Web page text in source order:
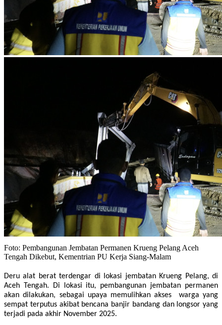
Foto: Pembangunan Jembatan Permanen Krueng Pelang Aceh
Tengah Dikebut, Kementrian PU Kerja Siang-Malam
Deru alat berat terdengar di lokasi jembatan Krueng Pelang, di
Aceh Tengah. Di lokasi itu, pembangunan jembatan permanen
akan dilakukan, sebagai upaya memulihkan akses warga yang
sempat terputus akibat bencana banjir bandang dan longsor yang
terjadi pada akhir November 2025.